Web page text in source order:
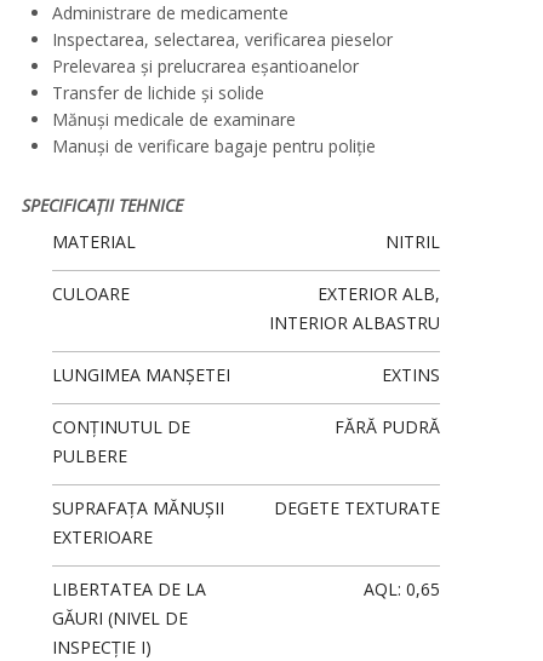
Administrare de medicamente
Inspectarea, selectarea, verificarea pieselor
Prelevarea și prelucrarea eșantioanelor
Transfer de lichide și solide
Mănuși medicale de examinare
Manuși de verificare bagaje pentru poliție
SPECIFICAȚII TEHNICE
MATERIAL
NITRIL
CULOARE
EXTERIOR ALB,
INTERIOR ALBASTRU
LUNGIMEA MANȘETEI EXTINS
CONȚINUTUL DE
PULBERE
FĂRĂ PUDRĂ
SUPRAFAȚA MĂNUȘII
EXTERIOARE
DEGETE TEXTURATE
LIBERTATEA DE LA
GĂURI (NIVEL DE
INSPECȚIE I)
AQL: 0,65